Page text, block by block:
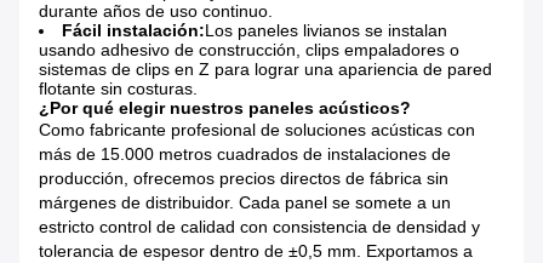
durante años de uso continuo.
Fácil instalación:Los paneles livianos se instalan
usando adhesivo de construcción, clips empaladores o
sistemas de clips en Z para lograr una apariencia de pared
flotante sin costuras.
¿Por qué elegir nuestros paneles acústicos?
Como fabricante profesional de soluciones acústicas con
más de 15.000 metros cuadrados de instalaciones de
producción, ofrecemos precios directos de fábrica sin
márgenes de distribuidor. Cada panel se somete a un
estricto control de calidad con consistencia de densidad y
tolerancia de espesor dentro de ±0,5 mm. Exportamos a